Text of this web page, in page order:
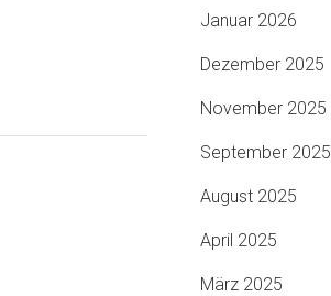
Januar 2026
Dezember 2025
November 2025
September 2025
August 2025
April 2025
März 2025